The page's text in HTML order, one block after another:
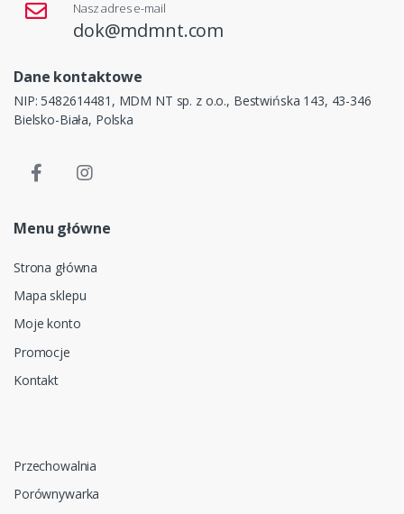
Nasz adres e-mail
dok@mdmnt.com
Dane kontaktowe
NIP: 5482614481, MDM NT sp. z o.o., Bestwińska 143, 43-346
Bielsko-Biała, Polska
Menu główne
Strona główna
Mapa sklepu
Moje konto
Promocje
Kontakt
Przechowalnia
Porównywarka